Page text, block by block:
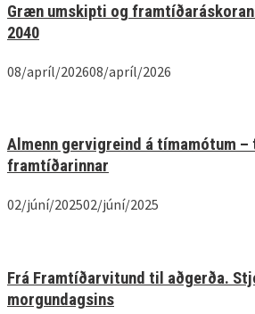
Græn umskipti og
2040
08/apríl/202608/apríl/2026
Almenn gervigreind á tímamótum
fram­tíðarinnar
02/júní/202502/júní/2025
Frá Framtíðarvitund til aðgerða.
morgundagsins